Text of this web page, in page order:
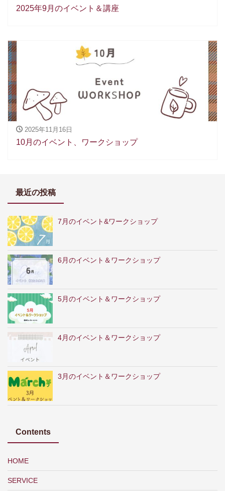
2025年9月のイベント＆講座
2025年11月16日
10月のイベント、ワークショップ
最近の投稿
7月のイベント&ワークショップ
6月のイベント＆ワークショップ
5月のイベント＆ワークショップ
4月のイベント＆ワークショップ
3月のイベント＆ワークショップ
Contents
HOME
SERVICE